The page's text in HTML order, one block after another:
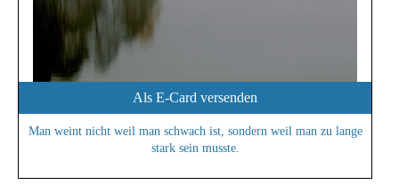
Als E-Card versenden
Man weint nicht weil man schwach ist, sondern weil man zu lange
stark sein musste.